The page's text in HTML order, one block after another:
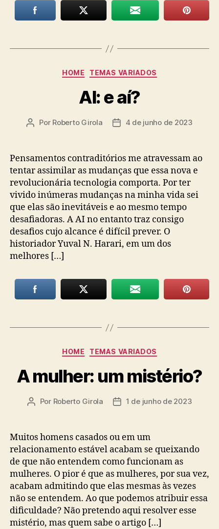
Categorias
HOME TEMAS VARIADOS
AI: e aí?
Autor
Por Roberto Girola
Data4 de junho de 2023
Pensamentos contraditórios me atravessam ao
tentar assimilar as mudanças que essa nova e
revolucionária tecnologia comporta. Por ter
vivido inúmeras mudanças na minha vida sei
que elas são inevitáveis e ao mesmo tempo
desafiadoras. A AI no entanto traz consigo
desafios cujo alcance é difícil prever. O
historiador Yuval N. Harari, em um dos
melhores […]
Categorias
HOME TEMAS VARIADOS
A mulher: um mistério?
Autor
Por Roberto Girola
Data1 de junho de 2023
Muitos homens casados ou em um
relacionamento estável acabam se queixando
de que não entendem como funcionam as
mulheres. O pior é que as mulheres, por sua vez,
acabam admitindo que elas mesmas às vezes
não se entendem. Ao que podemos atribuir essa
dificuldade? Não pretendo aqui resolver esse
mistério, mas quem sabe o artigo […]